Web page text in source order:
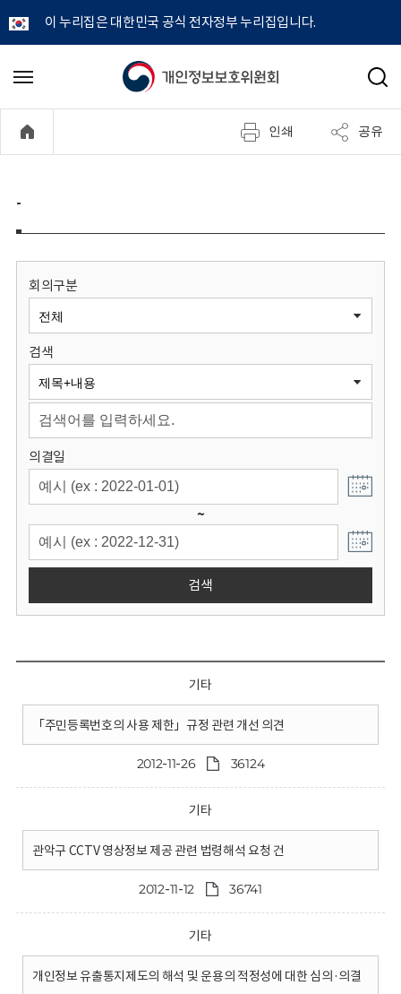
이 누리집은 대한민국 공식 전자정부 누리집입니다.
개
정
보
원
회
메
기
검
인쇄 공유
-
회의구분
검색
의결일
~
검색
기타
「주민등록번호의 사용 제한」규정 관련 개선 의견
2012-11-26 36124
기타
관악구 CCTV 영상정보 제공 관련 법령해석 요청 건
2012-11-12 36741
기타
개인정보 유출통지제도의 해석 및 운용의 적정성에 대한 심의·의결